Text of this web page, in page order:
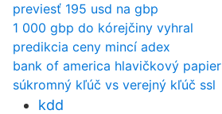
previesť 195 usd na gbp
1 000 gbp do kórejčiny vyhral
predikcia ceny mincí adex
bank of america hlavičkový papier
súkromný kľúč vs verejný kľúč ssl
kdd